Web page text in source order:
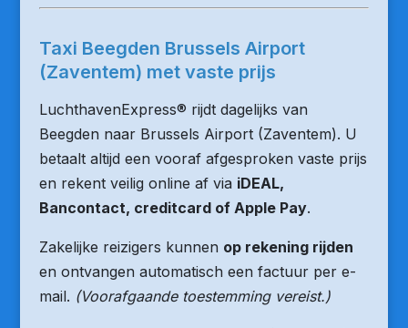
Taxi Beegden Brussels Airport
(Zaventem) met vaste prijs
LuchthavenExpress® rijdt dagelijks van
Beegden naar Brussels Airport (Zaventem). U
betaalt altijd een vooraf afgesproken vaste prijs
en rekent veilig online af via iDEAL,
Bancontact, creditcard of Apple Pay.
Zakelijke reizigers kunnen op rekening rijden
en ontvangen automatisch een factuur per e-
mail. (Voorafgaande toestemming vereist.)